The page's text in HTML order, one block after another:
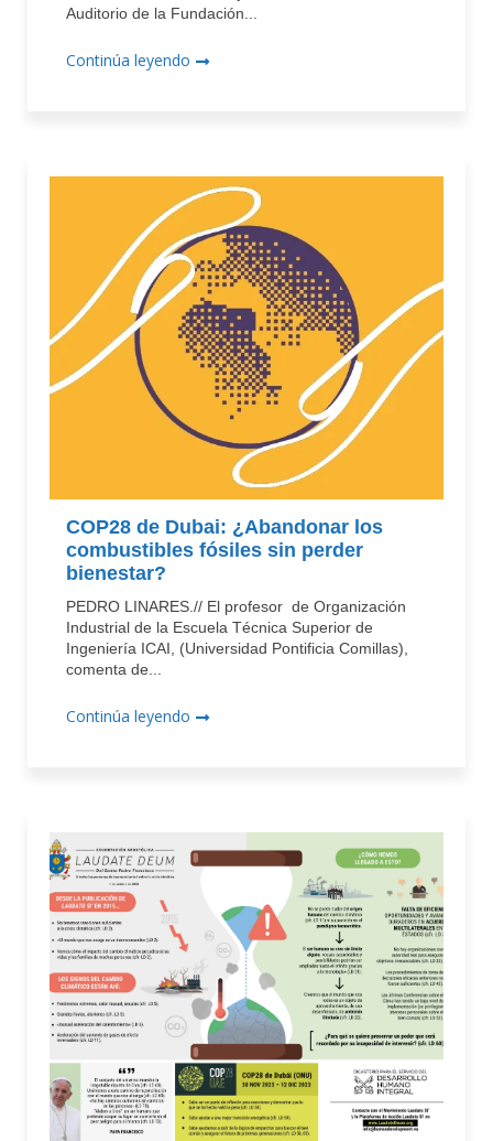
Auditorio de la Fundación...
Continúa leyendo
COP28 de Dubai: ¿Abandonar los
combustibles fósiles sin perder
bienestar?
PEDRO LINARES.// El profesor de Organización
Industrial de la Escuela Técnica Superior de
Ingeniería ICAI, (Universidad Pontificia Comillas),
comenta de...
Continúa leyendo